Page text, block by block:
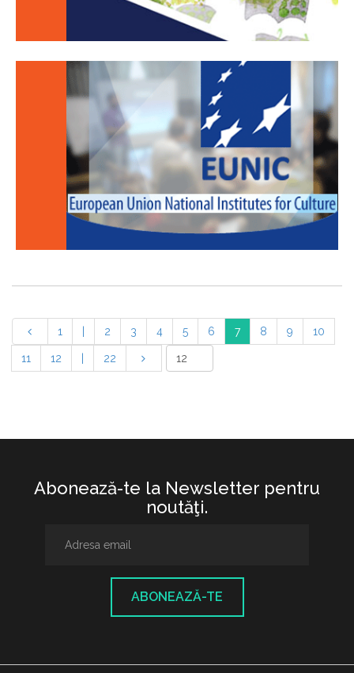
1 2 3 4 5 6 7 8 9 10
11 12 22
Abonează-te la Newsletter pentru
noutăţi.
ABONEAZĂ-TE